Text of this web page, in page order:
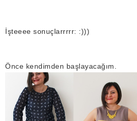
İşteeee sonuçlarrrrr: :)))
Önce kendimden başlayacağım.